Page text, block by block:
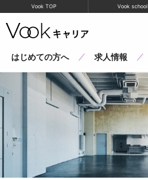
Vook TOP Vook school
はじめての方へ 求人情報